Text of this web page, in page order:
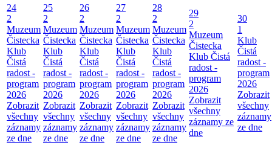
24
2
Muzeum
Čistecka
Klub
Čistá
radost -
program
2026
Zobrazit
všechny
záznamy
ze dne
25
2
Muzeum
Čistecka
Klub
Čistá
radost -
program
2026
Zobrazit
všechny
záznamy
ze dne
26
2
Muzeum
Čistecka
Klub
Čistá
radost -
program
2026
Zobrazit
všechny
záznamy
ze dne
27
2
Muzeum
Čistecka
Klub
Čistá
radost -
program
2026
Zobrazit
všechny
záznamy
ze dne
28
2
Muzeum
Čistecka
Klub
Čistá
radost -
program
2026
Zobrazit
všechny
záznamy
ze dne
29
2
Muzeum
Čistecka
Klub Čistá
radost -
program
2026
Zobrazit
všechny
záznamy ze
dne
30
1
Klub
Čistá
radost -
program
2026
Zobrazit
všechny
záznamy
ze dne